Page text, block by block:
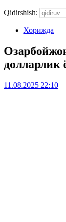
Qidirshish:
Хорижда
долларлик
11.08.2025 22:10